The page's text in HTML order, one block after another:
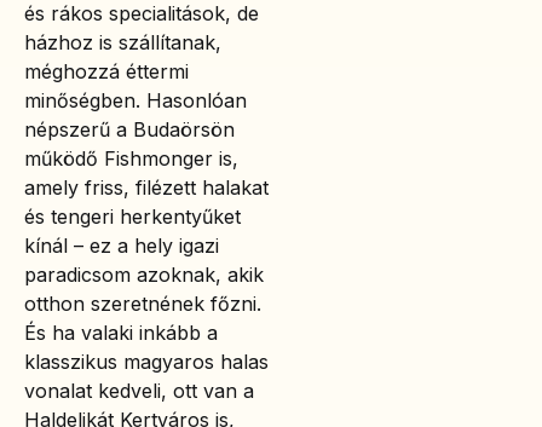
és rákos specialitások, de
házhoz is szállítanak,
méghozzá éttermi
minőségben. Hasonlóan
népszerű a Budaörsön
működő Fishmonger is,
amely friss, filézett halakat
és tengeri herkentyűket
kínál – ez a hely igazi
paradicsom azoknak, akik
otthon szeretnének főzni.
És ha valaki inkább a
klasszikus magyaros halas
vonalat kedveli, ott van a
Haldelikát Kertváros is,